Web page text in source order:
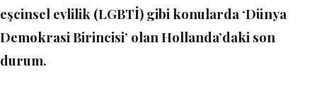
eşcinsel evlilik (LGBTİ) gibi konularda ‘Dünya
Demokrasi Birincisi’ olan Hollanda’daki son
durum.